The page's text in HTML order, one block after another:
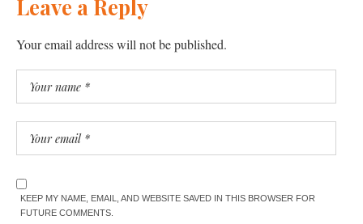
Leave a Reply
Your email address will not be published.
KEEP MY NAME, EMAIL, AND WEBSITE SAVED IN THIS BROWSER FOR
FUTURE COMMENTS.